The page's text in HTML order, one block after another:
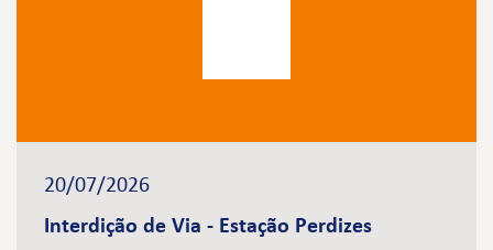
20/07/2026
Interdição de Via - Estação Perdizes